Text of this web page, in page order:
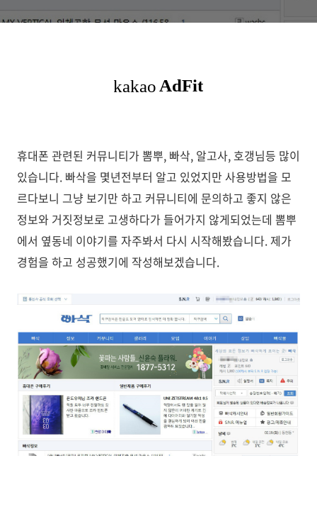
휴대폰 관련된 커뮤니티가 뽐뿌, 빠삭, 알고사, 호갱님등 많이
있습니다. 빠삭을 몇년전부터 알고 있었지만 사용방법을 모
르다보니 그냥 보기만 하고 커뮤니티에 문의하고 좋지 않은
정보와 거짓정보로 고생하다가 들어가지 않게되었는데 뽐뿌
에서 옆동네 이야기를 자주봐서 다시 시작해봤습니다. 제가
경험을 하고 성공했기에 작성해보겠습니다.